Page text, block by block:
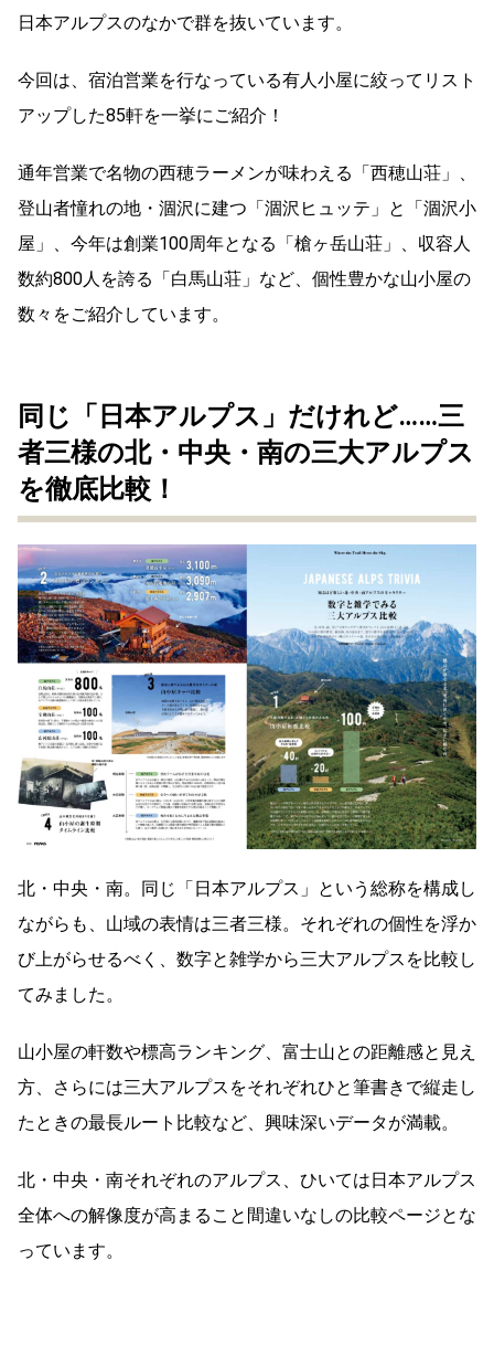
日本アルプスのなかで群を抜いています。
今回は、宿泊営業を行なっている有人小屋に絞ってリスト
アップした85軒を一挙にご紹介！
通年営業で名物の西穂ラーメンが味わえる「西穂山荘」、
登山者憧れの地・涸沢に建つ「涸沢ヒュッテ」と「涸沢小
屋」、今年は創業100周年となる「槍ヶ岳山荘」、収容人
数約800人を誇る「白馬山荘」など、個性豊かな山小屋の
数々をご紹介しています。
同じ「日本アルプス」だけれど……三
者三様の北・中央・南の三大アルプス
を徹底比較！
北・中央・南。同じ「日本アルプス」という総称を構成し
ながらも、山域の表情は三者三様。それぞれの個性を浮か
び上がらせるべく、数字と雑学から三大アルプスを比較し
てみました。
山小屋の軒数や標高ランキング、富士山との距離感と見え
方、さらには三大アルプスをそれぞれひと筆書きで縦走し
たときの最長ルート比較など、興味深いデータが満載。
北・中央・南それぞれのアルプス、ひいては日本アルプス
全体への解像度が高まること間違いなしの比較ページとな
っています。